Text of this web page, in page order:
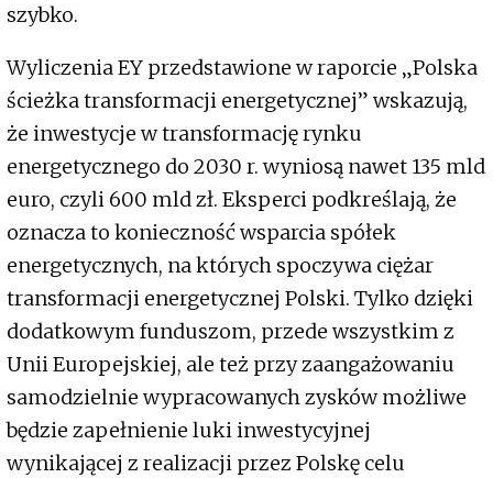
szybko.
Wyliczenia EY przedstawione w raporcie „Polska
ścieżka transformacji energetycznej” wskazują,
że inwestycje w transformację rynku
energetycznego do 2030 r. wyniosą nawet 135 mld
euro, czyli 600 mld zł. Eksperci podkreślają, że
oznacza to konieczność wsparcia spółek
energetycznych, na których spoczywa ciężar
transformacji energetycznej Polski. Tylko dzięki
dodatkowym funduszom, przede wszystkim z
Unii Europejskiej, ale też przy zaangażowaniu
samodzielnie wypracowanych zysków możliwe
będzie zapełnienie luki inwestycyjnej
wynikającej z realizacji przez Polskę celu